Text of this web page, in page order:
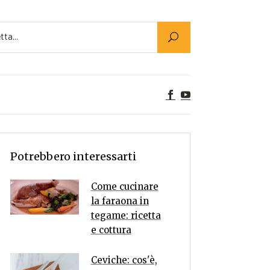
Utility
Alimenti
Rumors
Potrebbero interessarti
Come cucinare
la faraona in
tegame: ricetta
e cottura
Ceviche: cos'è,